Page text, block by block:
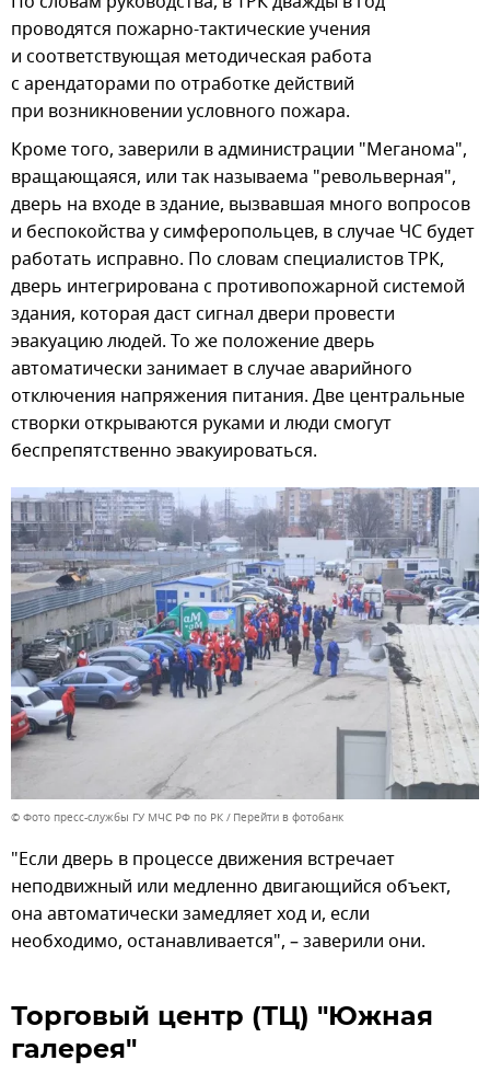
проводятся пожарно-тактические учения
и соответствующая методическая работа
с арендаторами по отработке действий
при возникновении условного пожара.
Кроме того, заверили в администрации "Меганома",
вращающаяся, или так называема "револьверная",
дверь на входе в здание, вызвавшая много вопросов
и беспокойства у симферопольцев, в случае ЧС будет
работать исправно. По словам специалистов ТРК,
дверь интегрирована с противопожарной системой
здания, которая даст сигнал двери провести
эвакуацию людей. То же положение дверь
автоматически занимает в случае аварийного
отключения напряжения питания. Две центральные
створки открываются руками и люди смогут
беспрепятственно эвакуироваться.
© Фото пресс-службы ГУ МЧС РФ по РК Перейти в фотобанк
"Если дверь в процессе движения встречает
неподвижный или медленно двигающийся объект,
она автоматически замедляет ход и, если
необходимо, останавливается", – заверили они.
Торговый центр (ТЦ) "Южная
галерея"